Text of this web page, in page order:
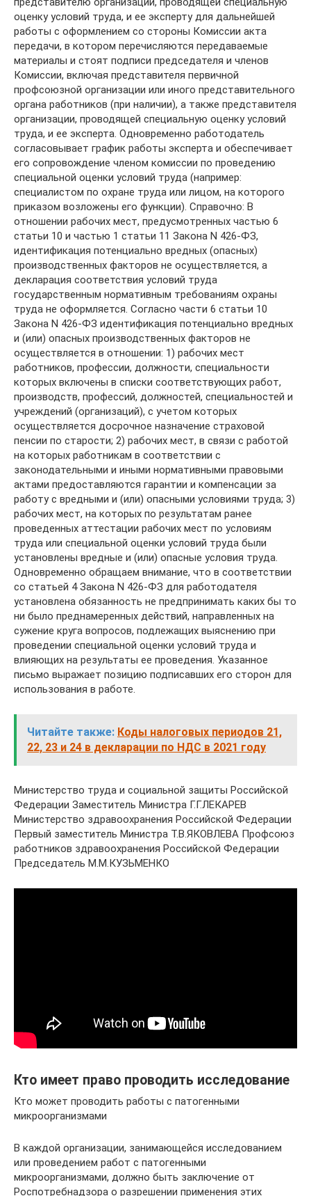
Читайте также: Коды налоговых периодов 21,
22, 23 и 24 в декларации по НДС в 2021 году
Министерство труда и социальной защиты Российской
Федерации Заместитель Министра Г.Г.ЛЕКАРЕВ
Министерство здравоохранения Российской Федерации
Первый заместитель Министра Т.В.ЯКОВЛЕВА Профсоюз
работников здравоохранения Российской Федерации
Председатель М.М.КУЗЬМЕНКО
Кто имеет право проводить исследование
Кто может проводить работы с патогенными
микроорганизмами
В каждой организации, занимающейся исследованием
или проведением работ с патогенными
микроорганизмами, должно быть заключение от
Роспотребнадзора о разрешении применения этих